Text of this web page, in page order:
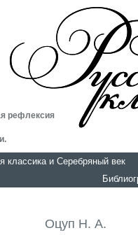
рефлексия
классика и Серебряный век
Оцуп Н. А.